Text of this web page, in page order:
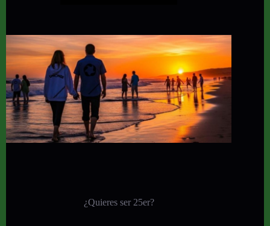
¿Quieres ser 25er?